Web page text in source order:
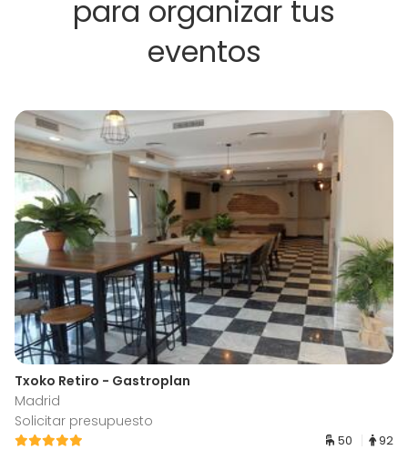
para organizar tus
eventos
Txoko Retiro - Gastroplan
Madrid
Solicitar presupuesto
50 92